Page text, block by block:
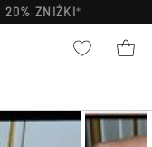
20% ZNIŻKI*